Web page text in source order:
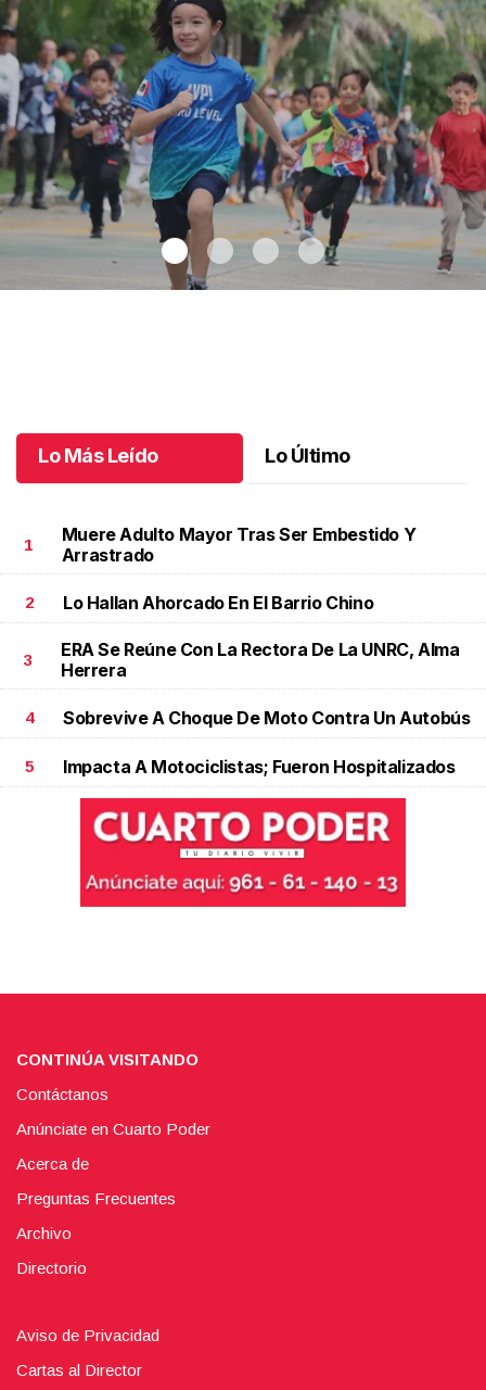
Lo Más Leído Lo Último
1
Muere Adulto Mayor Tras Ser Embestido Y
Arrastrado
2 Lo Hallan Ahorcado En El Barrio Chino
3
ERA Se Reúne Con La Rectora De La UNRC, Alma
Herrera
4 Sobrevive A Choque De Moto Contra Un Autobús
5 Impacta A Motociclistas; Fueron Hospitalizados
CONTINÚA VISITANDO
Contáctanos
Anúnciate en Cuarto Poder
Acerca de
Preguntas Frecuentes
Archivo
Directorio
Aviso de Privacidad
Cartas al Director